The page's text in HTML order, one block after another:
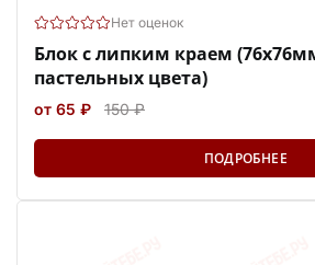
Нет оценок
Блок с липким краем
пастельных цвета)
от 65 ₽ 150 ₽
ПОДРОБНЕЕ